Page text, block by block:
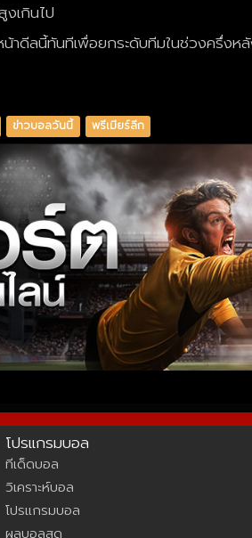
เกินไป
าดีลนี้ทันทีเพื่อยกระดับทีมในช่วงครึ่งห
ข่าวบอลวันนี้ พรีเมียร์ลีก
โปรแกรมบอล
ทีเด็ดบอล
วิเคราะห์บอล
โปรแกรมบอล
ผลบอลสด